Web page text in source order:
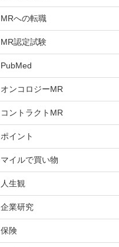
MRへの転職
MR認定試験
PubMed
オンコロジーMR
コントラクトMR
ポイント
マイルで買い物
人生観
企業研究
保険